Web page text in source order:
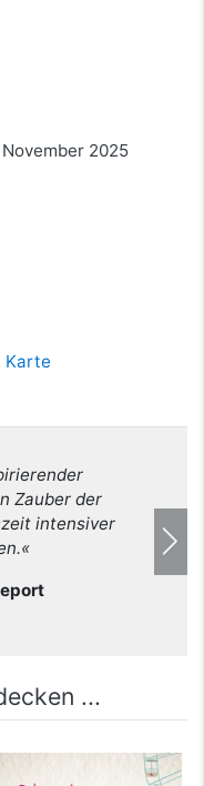
2025
Karte
Zauber der
intensiver
...